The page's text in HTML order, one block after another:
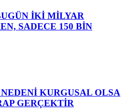
İKİ MİLYAR
SADECE 150 BİN
KURGUSAL OLSA
GERÇEKTİR